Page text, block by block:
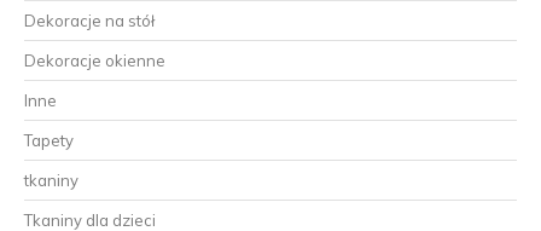
Dekoracje na stół
Dekoracje okienne
Inne
Tapety
tkaniny
Tkaniny dla dzieci